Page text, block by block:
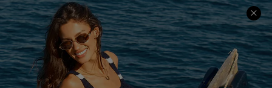
INFORMACJE O FIRMIE
O NAS
Opinie Klientów
CENTRUM SERWISOWE
Informacje o Wysyłce
Jak Śledzić